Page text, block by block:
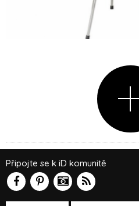
Připojte se k iD komunitě